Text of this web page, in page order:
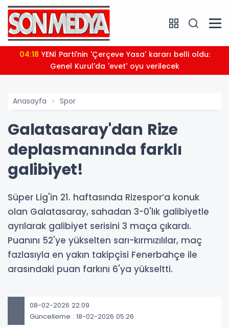
04:18
Genel Kurul'da 'evet' oyu verilecek
Anasayfa Spor
Galatasaray'dan Rize
deplasmanında farklı
galibiyet!
Süper Lig'in 21. haftasında Rizespor’a konuk
olan Galatasaray, sahadan 3-0'lık galibiyetle
ayrılarak galibiyet serisini 3 maça çıkardı.
Puanını 52'ye yükselten sarı-kırmızılılar, maç
fazlasıyla en yakın takipçisi Fenerbahçe ile
arasındaki puan farkını 6'ya yükseltti.
08-02-2026 22:09
Güncelleme : 18-02-2026 05:26